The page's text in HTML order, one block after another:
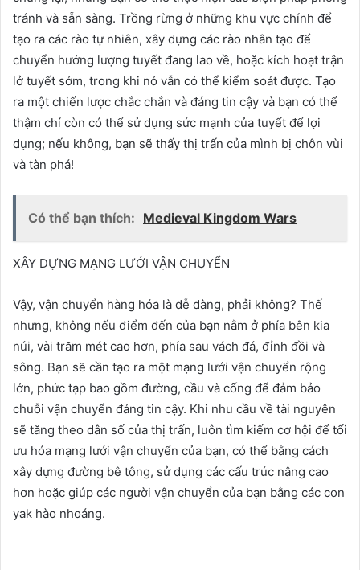
tránh và sẵn sàng. Trồng rừng ở những khu vực chính để
tạo ra các rào tự nhiên, xây dựng các rào nhân tạo để
chuyển hướng lượng tuyết đang lao về, hoặc kích hoạt trận
lở tuyết sớm, trong khi nó vẫn có thể kiểm soát được. Tạo
ra một chiến lược chắc chắn và đáng tin cậy và bạn có thể
thậm chí còn có thể sử dụng sức mạnh của tuyết để lợi
dụng; nếu không, bạn sẽ thấy thị trấn của mình bị chôn vùi
và tàn phá!
Có thể bạn thích: Medieval Kingdom Wars
XÂY DỰNG MẠNG LƯỚI VẬN CHUYỂN
Vậy, vận chuyển hàng hóa là dễ dàng, phải không? Thế
nhưng, không nếu điểm đến của bạn nằm ở phía bên kia
núi, vài trăm mét cao hơn, phía sau vách đá, đỉnh đồi và
sông. Bạn sẽ cần tạo ra một mạng lưới vận chuyển rộng
lớn, phức tạp bao gồm đường, cầu và cống để đảm bảo
chuỗi vận chuyển đáng tin cậy. Khi nhu cầu về tài nguyên
sẽ tăng theo dân số của thị trấn, luôn tìm kiếm cơ hội để tối
ưu hóa mạng lưới vận chuyển của bạn, có thể bằng cách
xây dựng đường bê tông, sử dụng các cấu trúc nâng cao
hơn hoặc giúp các người vận chuyển của bạn bằng các con
yak hào nhoáng.